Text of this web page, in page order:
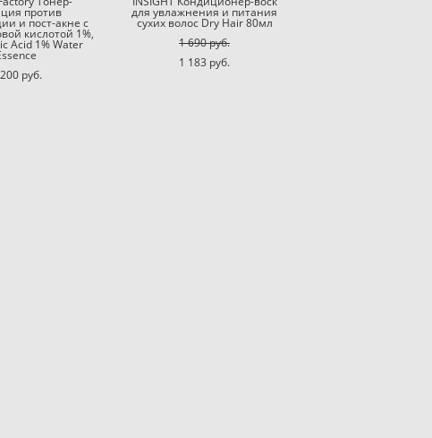
против
и пост-акне с
кислотой 1%,
Acid 1% Water
pуб.
для увлажнения и питания
сухих волос Dry Hair 80мл
1 690 pуб.
1 183 pуб.